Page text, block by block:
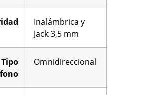
Inalámbrica y
Jack 3,5 mm
Tipo
Omnidireccional